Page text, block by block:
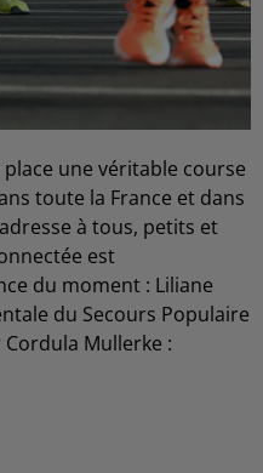
une véritable course
toute la France et dans
à tous, petits et
est
du moment : Liliane
du Secours Populaire
Mullerke :